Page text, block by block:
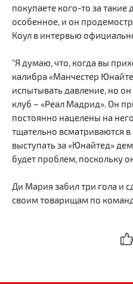
покупаете кого-то за
особенное, и он
Коул в интервью
"Я думаю, что, когда вы
калибра «Манчестер
испытывать давление, но
клуб – «Реал Мадрид». Он
постоянно нацелены на
тщательно всматриваются в
выступать за «Юнайтед»
будет проблем, поскольку
Ди Мария забил три гола и
своим товарищам по